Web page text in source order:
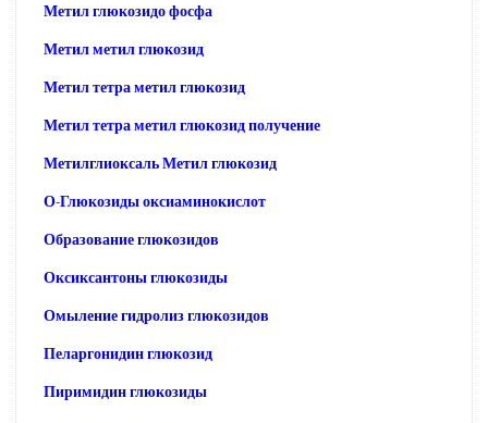
Метил глюкозидо фосфа
Метил метил глюкозид
Метил тетра метил глюкозид
Метил тетра метил глюкозид получение
Метилглиоксаль Метил глюкозид
О-Глюкозиды оксиаминокислот
Образование глюкозидов
Оксиксантоны глюкозиды
Омыление гидролиз глюкозидов
Пеларгонидин глюкозид
Пиримидин глюкозиды